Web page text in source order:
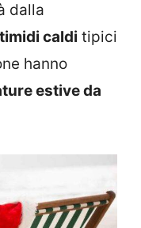
dalla
caldi tipici
hanno
estive da